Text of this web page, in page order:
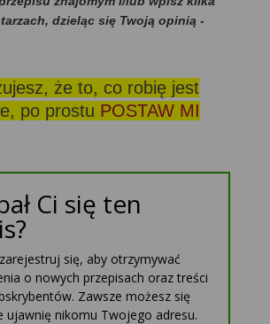
dzieląc się Twoją opinią -
że to, co robię jest
po prostu POSTAW MI
Ci się ten
się, aby otrzymywać
o nowych przepisach oraz treści
Zawsze możesz się
ujawnię nikomu Twojego adresu.